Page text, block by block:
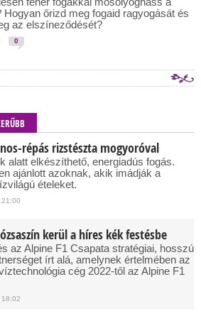
Hogyan őrizd meg fogaid ragyogását és
az elszíneződését?
0
répás rizstészta mogyoróval
alatt elkészíthető, energiadús fogás.
ajánlott azoknak, akik imádják a
ételeket.
kerül a híres kék festésbe
az Alpine F1 Csapata stratégiai, hosszú
írt alá, amelynek értelmében az
cég 2022-től az Alpine F1